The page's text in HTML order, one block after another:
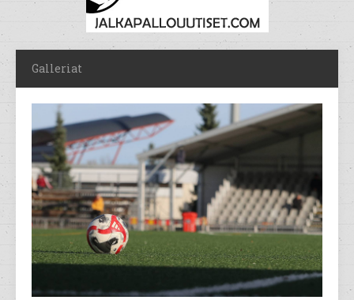
Galleriat